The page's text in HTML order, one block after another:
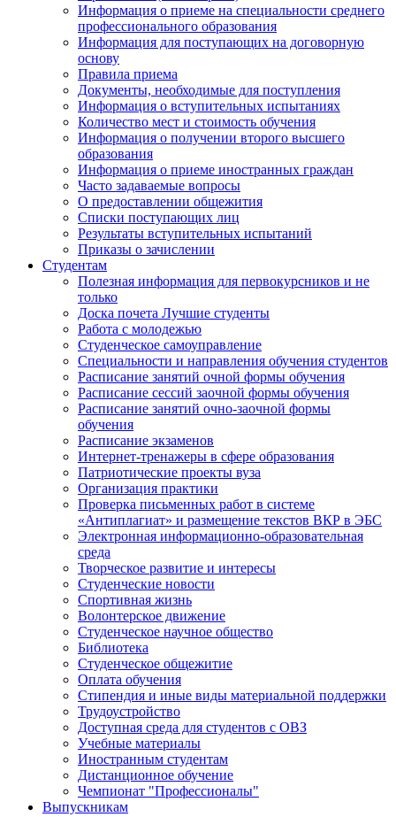
Информация о приеме на специальности среднего
профессионального образования
Информация для поступающих на договорную
основу
Правила приема
Документы, необходимые для поступления
Информация о вступительных испытаниях
Количество мест и стоимость обучения
Информация о получении второго высшего
образования
Информация о приеме иностранных граждан
Часто задаваемые вопросы
О предоставлении общежития
Списки поступающих лиц
Результаты вступительных испытаний
Приказы о зачислении
Студентам
Полезная информация для первокурсников и не
только
Доска почета Лучшие студенты
Работа с молодежью
Студенческое самоуправление
Специальности и направления обучения студентов
Расписание занятий очной формы обучения
Расписание сессий заочной формы обучения
Расписание занятий очно-заочной формы
обучения
Расписание экзаменов
Интернет-тренажеры в сфере образования
Патриотические проекты вуза
Организация практики
Проверка письменных работ в системе
«Антиплагиат» и размещение текстов ВКР в ЭБС
Электронная информационно-образовательная
среда
Творческое развитие и интересы
Студенческие новости
Спортивная жизнь
Волонтерское движение
Студенческое научное общество
Библиотека
Студенческое общежитие
Оплата обучения
Стипендия и иные виды материальной поддержки
Трудоустройство
Доступная среда для студентов с ОВЗ
Учебные материалы
Иностранным студентам
Дистанционное обучение
Чемпионат "Профессионалы"
Выпускникам